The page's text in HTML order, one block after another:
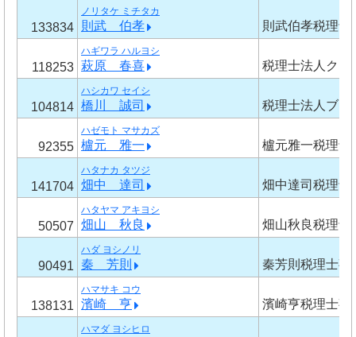
133834
ノリタケ ミチタカ
則武 伯孝 則武伯孝税理士
118253
ハギワラ ハルヨシ
萩原 春喜 税理士法人クレ
104814
ハシカワ セイシ
橋川 誠司 税理士法人ブリ
92355
ハゼモト マサカズ
櫨元 雅一 櫨元雅一税理士
141704
ハタナカ タツジ
畑中 達司 畑中達司税理士
50507
ハタヤマ アキヨシ
畑山 秋良 畑山秋良税理士
90491
ハダ ヨシノリ
秦 芳則 秦芳則税理士事
138131
ハマサキ コウ
濱崎 亨 濱崎亨税理士事
ハマダ ヨシヒロ